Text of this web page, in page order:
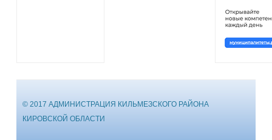
© 2017 АДМИНИСТРАЦИЯ КИЛЬМЕЗСКОГО РАЙОНА
КИРОВСКОЙ ОБЛАСТИ